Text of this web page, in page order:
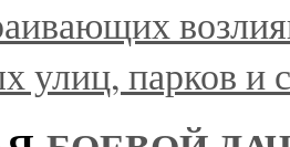
улиц, парков и